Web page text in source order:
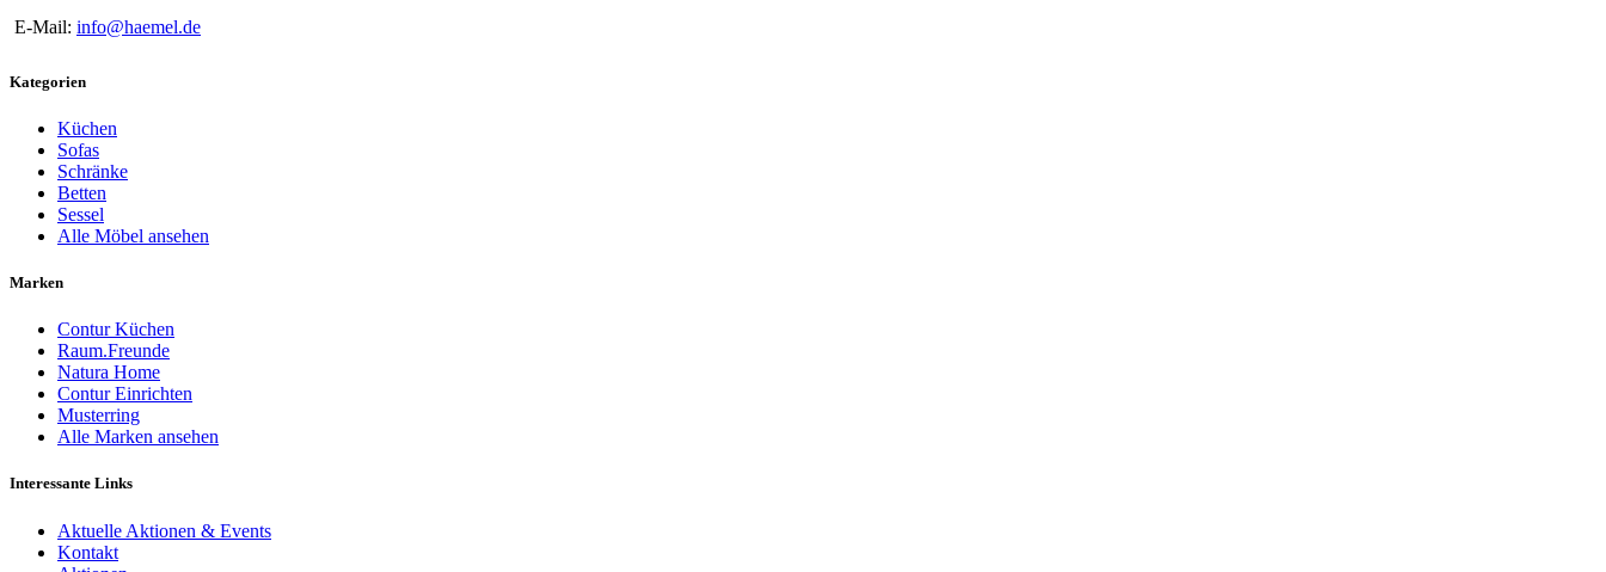
E-Mail: info@haemel.de
Kategorien
Küchen
Sofas
Schränke
Betten
Sessel
Alle Möbel ansehen
Marken
Contur Küchen
Raum.Freunde
Natura Home
Contur Einrichten
Musterring
Alle Marken ansehen
Interessante Links
Aktuelle Aktionen & Events
Kontakt